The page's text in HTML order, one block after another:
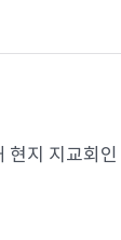
지 지교회인